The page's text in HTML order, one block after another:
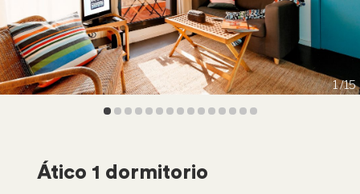
1 15
Ático 1 dormitorio